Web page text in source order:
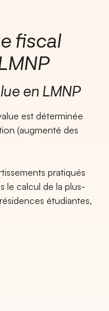
fiscal
en LMNP
est déterminée
(augmenté des
pratiqués
le calcul de la plus-
étudiantes,